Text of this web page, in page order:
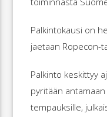
Palkintokausi on
jaetaan Ropecon-
Palkinto keskittyy
pyritään
tempauksille,